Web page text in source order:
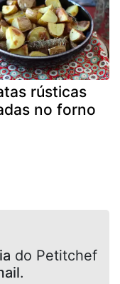
rústicas
no forno
do Petitchef
.